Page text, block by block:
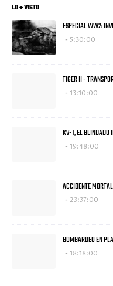
LO + VISTO
ESPECIAL WW2:
5:30:00
TIGER II -
13:10:00
KV-1, EL BLINDADO
19:48:00
ACCIDENTE
23:37:00
BOMBARDEO EN
18:18:00